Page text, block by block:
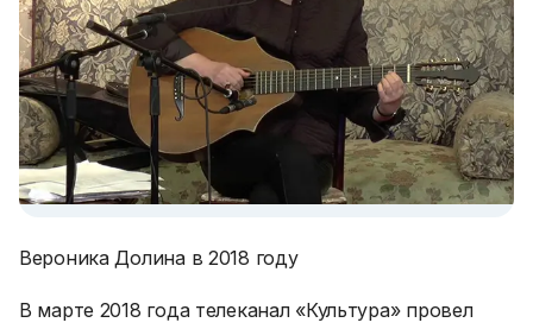
Вероника Долина в 2018 году
В марте 2018 года телеканал «Культура» провел